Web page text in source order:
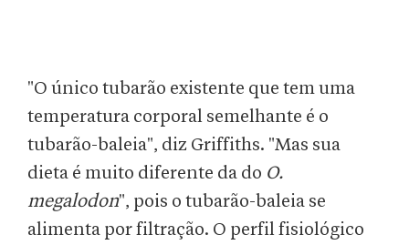
"O único tubarão existente que tem uma
temperatura corporal semelhante é o
tubarão-baleia", diz Griffiths. "Mas sua
dieta é muito diferente da do O.
megalodon", pois o tubarão-baleia se
alimenta por filtração. O perfil fisiológico